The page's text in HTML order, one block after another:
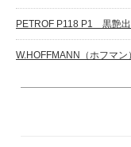
PETROF P118 P1 黒艶出
W.HOFFMANN（ホフマ